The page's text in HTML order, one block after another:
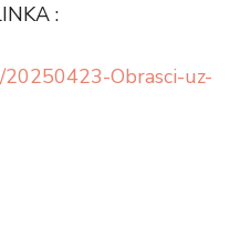
:
Obrasci-uz-